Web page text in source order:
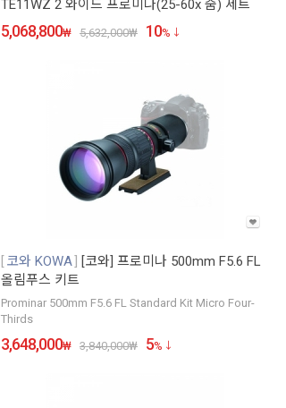
TE11WZ 2 와이드 프로미나(25-60x 줌) 세트
5,068,800₩ 5,632,000₩ 10%
코와 KOWA
[코와] 프로미나 500mm F5.6 FL
올림푸스 키트
Prominar 500mm F5.6 FL Standard Kit Micro Four-
Thirds
3,648,000₩ 3,840,000₩ 5%